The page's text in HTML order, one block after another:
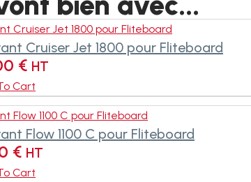
Cruiser Jet 1800 pour Fliteboard
Cruiser Jet 1800 pour Fliteboard
€ HT
Cart
Flow 1100 C pour Fliteboard
Flow 1100 C pour Fliteboard
€ HT
Cart